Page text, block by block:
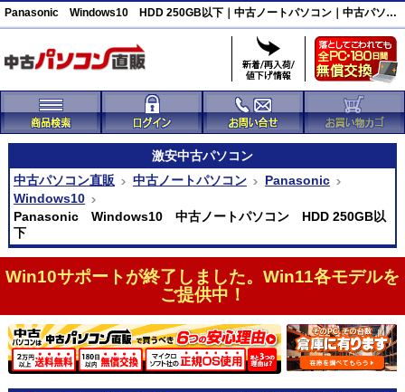
Panasonic Windows10 HDD 250GB以下｜中古ノートパソコン｜中古パソコン直販
激安中古パソコン
中古パソコン直販
中古ノートパソコン
Panasonic
Windows10
Panasonic Windows10 中古ノートパソコン HDD 250GB以
下
Win10サポートが終了しました。Win11各モデルを
ご提供中！